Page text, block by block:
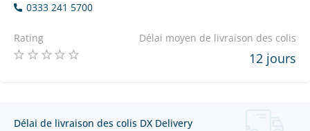
0333 241 5700
Rating Délai moyen de livraison des colis
12 jours
Délai de livraison des colis DX Delivery